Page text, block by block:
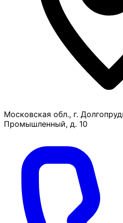
Московская обл., г.
Промышленный, д. 10